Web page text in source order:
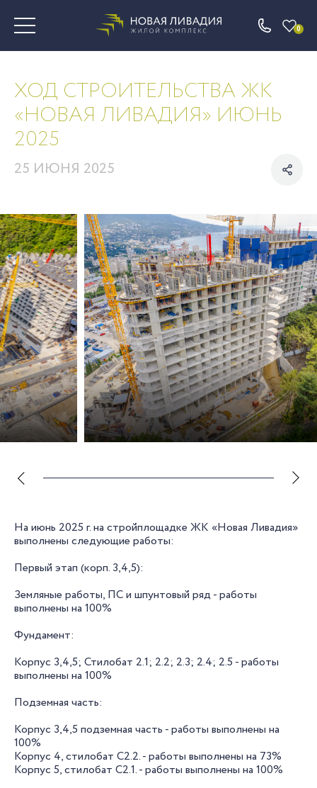
0
ХОД СТРОИТЕЛЬСТВА ЖК
«НОВАЯ ЛИВАДИЯ» ИЮНЬ
2025
25 ИЮНЯ 2025
На июнь 2025 г. на стройплощадке ЖК «Новая Ливадия»
выполнены следующие работы:
Первый этап (корп. 3,4,5):
Земляные работы, ПС и шпунтовый ряд - работы
выполнены на 100%
Фундамент:
Корпус 3,4,5; Стилобат 2.1; 2.2; 2.3; 2.4; 2.5 - работы
выполнены на 100%
Подземная часть:
Корпус 3,4,5 подземная часть - работы выполнены на
100%
Корпус 4, стилобат С2.2. - работы выполнены на 73%
Корпус 5, стилобат С2.1. - работы выполнены на 100%